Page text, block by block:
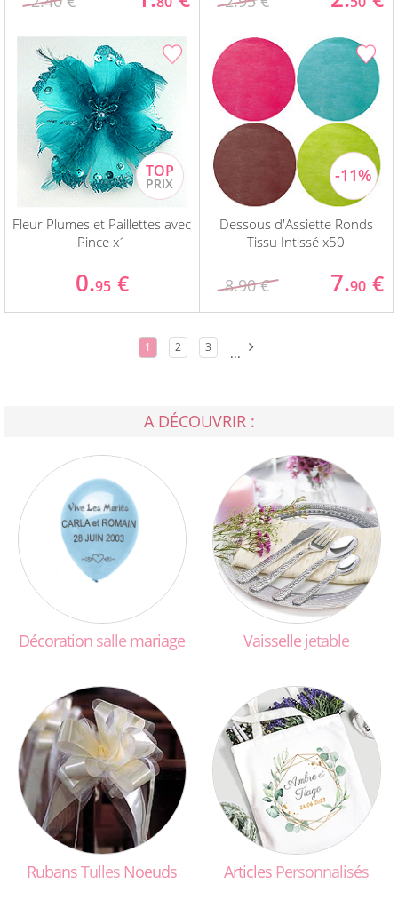
Fleur Plumes et Paillettes avec
Pince x1
0.95 €
Dessous d'Assiette Ronds
Tissu Intissé x50
8.90 € 7.90 €
1 2 3 ...
A DÉCOUVRIR :
Décoration salle mariage Vaisselle jetable
RubansTulles Noeuds Articles Personnalisés